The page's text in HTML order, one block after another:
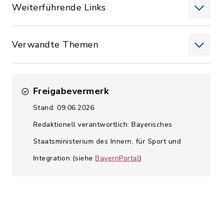
Weiterführende Links
Verwandte Themen
Freigabevermerk
Stand: 09.06.2026
Redaktionell verantwortlich: Bayerisches
Staatsministerium des Innern, für Sport und
Integration (siehe BayernPortal)